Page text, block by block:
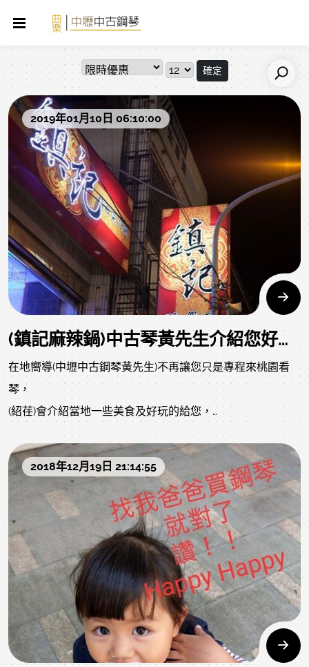
確定
2019年01月10日 06:10:00
(鎮記麻辣鍋)中古琴黃先生介紹您好琴、好吃又好玩
在地嚮導(中壢中古鋼琴黃先生)不再讓您只是專程來桃園看
琴，
(紹荏)會介紹當地一些美食及好玩的給您，
豐富您一天的賞琴行程。
此版面除了樂器演奏外，還有吃喝玩樂分享喔!
2018年12月19日 21:14:55